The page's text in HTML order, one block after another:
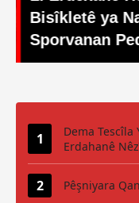
AMEDSPORÊ
Dema Tescîla
Erdahanê
Pêşniyara